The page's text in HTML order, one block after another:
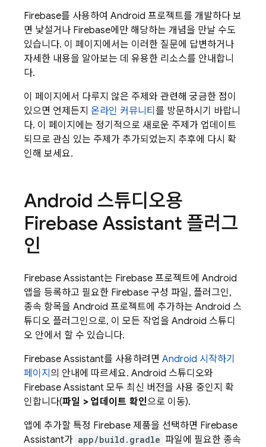
Firebase를 사용하여 Android 프로젝트를 개발하다 보
면 낯설거나 Firebase에만 해당하는 개념을 만날 수도
있습니다. 이 페이지에서는 이러한 질문에 답변하거나
자세한 내용을 알아보는 데 유용한 리소스를 안내합니
다.
이 페이지에서 다루지 않은 주제와 관련해 궁금한 점이
있으면 언제든지 온라인 커뮤니티 를 방문하시기 바랍니
다. 이 페이지에는 정기적으로 새로운 주제가 업데이트
되므로 관심 있는 주제가 추가되었는지 추후에 다시 확
인해 보세요.
Android 스튜디오용
Firebase Assistant 플러그
인
Firebase Assistant는 Firebase 프로젝트에 Android
앱을 등록하고 필요한 Firebase 구성 파일, 플러그인,
종속 항목을 Android 프로젝트에 추가하는 Android 스
튜디오 플러그인으로, 이 모든 작업을 Android 스튜디
오 안에서 할 수 있습니다.
Firebase Assistant를 사용하려면 Android 시작하기
페이지 의 안내에 따르세요. Android 스튜디오와
Firebase Assistant 모두 최신 버전을 사용 중인지 확
인합니다(파일 > 업데이트 확인으로 이동).
앱에 추가할 특정 Firebase 제품을 선택하면 Firebase
Assistant가 app/build.gradle 파일에 필요한 종속